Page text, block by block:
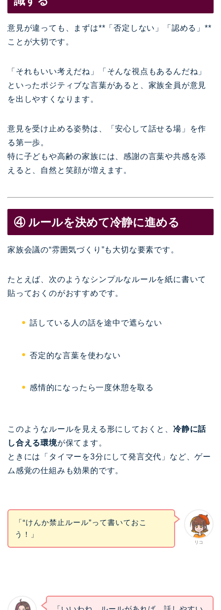
意見が違っても、まずは**「否定しない」「認める」**
ことが大切です。
「それもいい考えだね」「そんな視点もあるんだね」
といったポジティブな言葉があると、家族全員が意見
を出しやすくなります。
意見を受け止める姿勢は、「安心して話せる場」を作
る第一歩。
特に子どもや高齢の家族には、感謝の言葉や共感を添
えると、自然と笑顔が増えます。
④ ルールを決めて冷静に進める
家族会議の“雰囲気づくり”も大切な要素です。
たとえば、次のようなシンプルなルールを紙に書いて
貼っておくのがおすすめです。
話している人の話を途中で遮らない
否定的な言葉を使わない
感情的になったら一度休憩を取る
このようなルールを見える形にしておくと、 冷静に話
し合える環境が保てます。
ときには「タイマーを3分にして発言交代」など、ゲー
ム感覚の仕組みも効果的です。
リコ
「“けんか禁止ルール”って書いておこ
う！」